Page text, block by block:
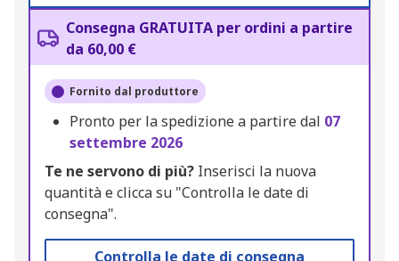
Consegna GRATUITA per ordini a partire
da 60,00 €
Fornito dal produttore
Pronto per la spedizione a partire dal 07
settembre 2026
Te ne servono di più? Inserisci la nuova
quantità e clicca su "Controlla le date di
consegna".
Controlla le date di consegna